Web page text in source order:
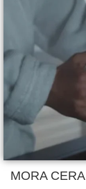
MORA CERA